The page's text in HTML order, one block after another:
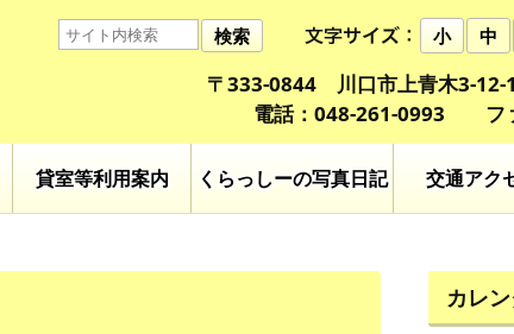
小 中
検索
〒333-0844 川口市上青木3-12-
電話：048-261-0993 フ
貸室等利用案内 くらっしーの写真日記 交通アク
カレ